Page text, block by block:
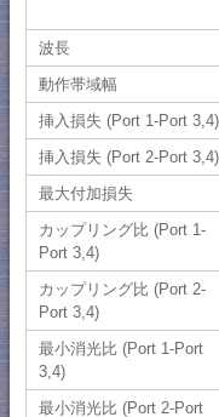
波長
動作帯域幅
挿入損失 (Port 1-Port 3,4)
挿入損失 (Port 2-Port 3,4)
最大付加損失
カップリング比 (Port 1-
Port 3,4)
カップリング比 (Port 2-
Port 3,4)
最小消光比 (Port 1-Port
3,4)
最小消光比 (Port 2-Port